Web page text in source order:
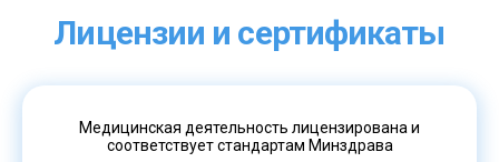
Лицензии и сертификаты
Медицинская деятельность лицензирована и
соответствует стандартам Минздрава